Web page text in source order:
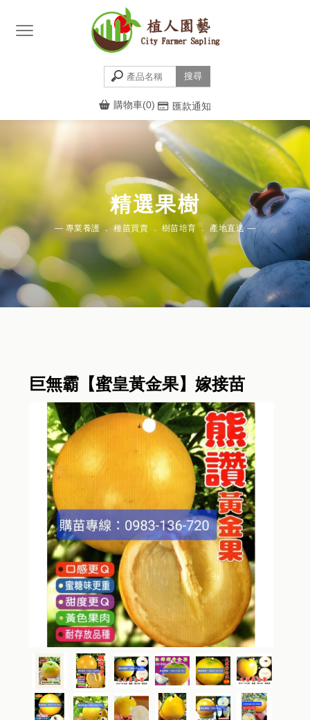
購物車(0) 匯款通知
精選果樹
巨無霸【蜜皇黃金果】嫁接苗